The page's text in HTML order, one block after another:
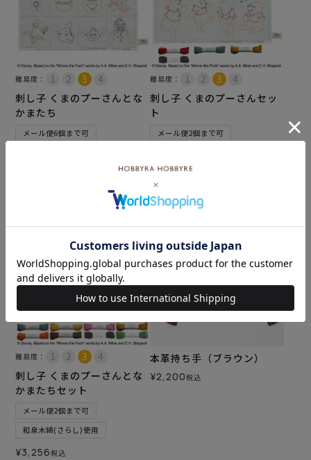
難易度：
刺し子 くまのプーさんとな
かまたち
メール便6個まで可
難易度：
刺し子 くまのプーさんセッ
ト
メール便2個まで可
¥ 2,024
カートに入れる
難易度：
刺し子 くまのプーさんとな
かまたちセット
メール便2個まで可
和泉木綿(さらし)使用
¥3,256税込
本革持ち手（ブラウン）
¥2,200税込